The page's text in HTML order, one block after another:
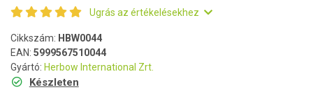
Ugrás az értékelésekhez
Cikkszám: HBW0044
EAN: 5999567510044
Gyártó: Herbow International Zrt.
Készleten